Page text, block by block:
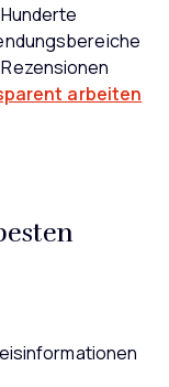
arbeiten